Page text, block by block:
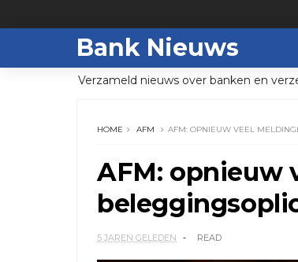
Bank Nieuws
Verzameld nieuws over banken en
HOME AFM AFM: OPNIEUW VEEL
AFM: opnieuw
5 JAREN GELEDEN READ